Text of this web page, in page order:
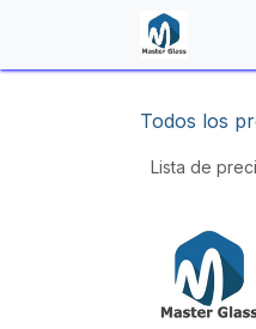
Todos los
Lista de